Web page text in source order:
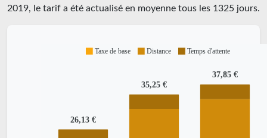
2019, le tarif a été actualisé en moyenne tous les 1325 jours.
26,13 €
35,25 €
37,85 €
Taxe de base Distance Temps d'attente